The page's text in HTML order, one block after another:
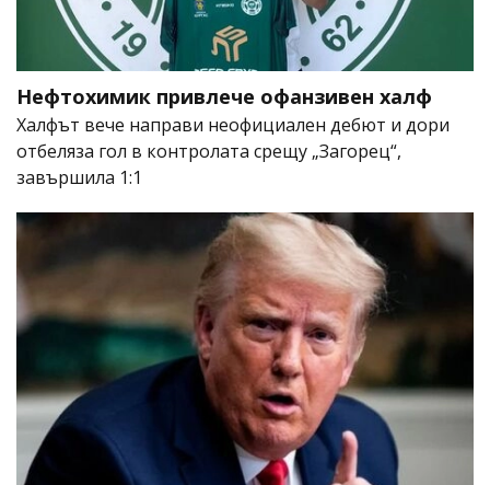
Нефтохимик привлече офанзивен халф
Халфът вече направи неофициален дебют и дори
отбеляза гол в контролата срещу „Загорец“,
завършила 1:1